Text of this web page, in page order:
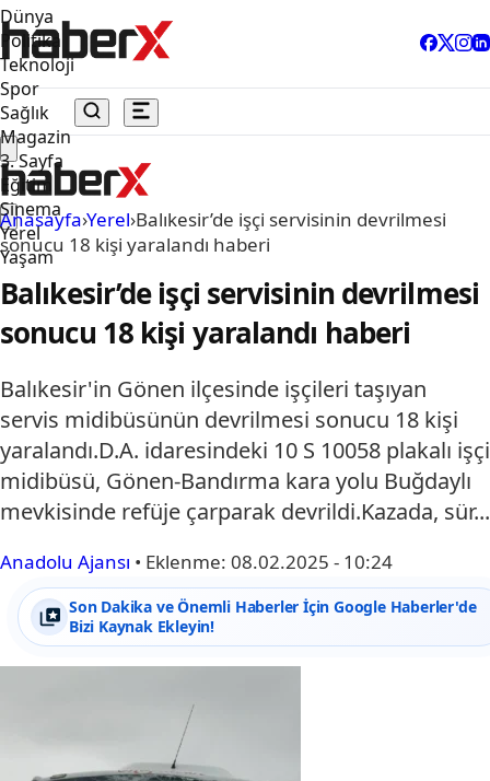
Dünya
Politika
Teknoloji
Spor
Sağlık
Magazin
3. Sayfa
Eğitim
Sinema
Yerel
Yaşam
Anasayfa›Yerel›Balıkesir’de işçi servisinin devrilmesi
sonucu 18 kişi yaralandı haberi
Balıkesir’de işçi servisinin devrilmesi
sonucu 18 kişi yaralandı haberi
Balıkesir'in Gönen ilçesinde işçileri taşıyan
servis midibüsünün devrilmesi sonucu 18 kişi
yaralandı.D.A. idaresindeki 10 S 10058 plakalı işçi
midibüsü, Gönen-Bandırma kara yolu Buğdaylı
mevkisinde refüje çarparak devrildi.Kazada, sür...
Anadolu Ajansı • Eklenme: 08.02.2025 - 10:24
Son Dakika ve Önemli Haberler İçin Google Haberler'de
Bizi Kaynak Ekleyin!